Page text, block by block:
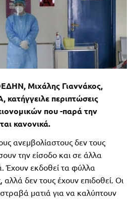
Μιχάλης Γιαννάκος,
κατήγγειλε περιπτώσεις
που -παρά την
κανονικά.
ανεμβολίαστους δεν τους
την είσοδο και σε άλλα
Έχουν εκδοθεί τα φύλλα
δεν τους έχουν επιδοθεί. Οι
ματιά για να καλύπτουν